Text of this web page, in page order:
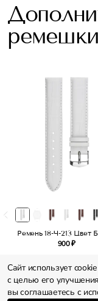
ремешки
Ремень 18-Ч-213 Цвет
900 ₽
Сайт использует
с целью его
вы соглашаетесь с